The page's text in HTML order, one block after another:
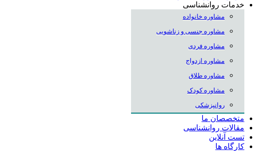
خدمات روانشناسی
مشاوره خانواده
مشاوره جنسی و زناشویی
مشاوره فردی
مشاوره ازدواج
مشاوره طلاق
مشاوره کودک
روانپزشکی
متخصصان ما
مقالات روانشناسی
تست آنلاین
کارگاه ها